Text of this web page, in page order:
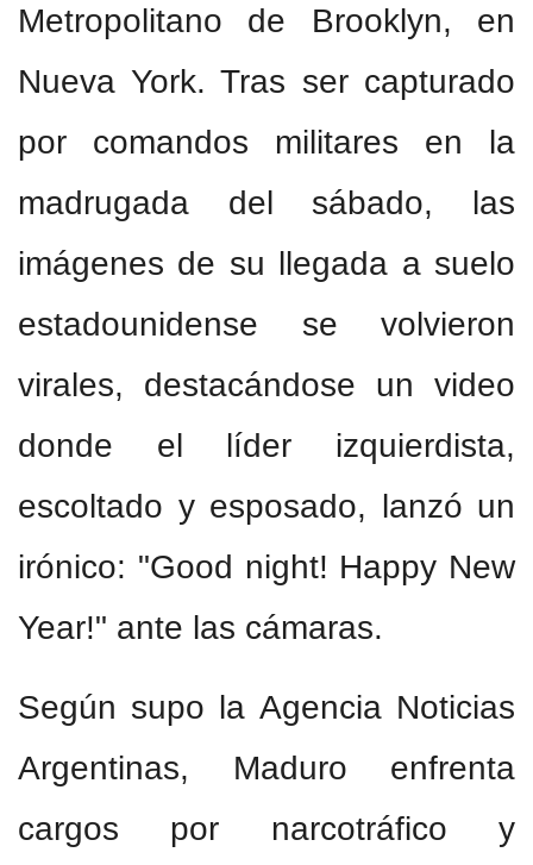
Metropolitano de Brooklyn, en
Nueva York. Tras ser capturado
por comandos militares en la
madrugada del sábado, las
imágenes de su llegada a suelo
estadounidense se volvieron
virales, destacándose un video
donde el líder izquierdista,
escoltado y esposado, lanzó un
irónico: "Good night! Happy New
Year!" ante las cámaras.
Según supo la Agencia Noticias
Argentinas, Maduro enfrenta
cargos por narcotráfico y